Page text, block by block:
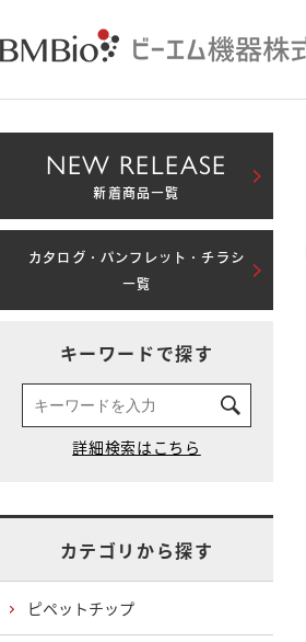
NEW RELEASE
新着商品一覧
カタログ・パンフレット・チラシ
一覧
キーワードで探す
カテゴリから探す
ピペットチップ